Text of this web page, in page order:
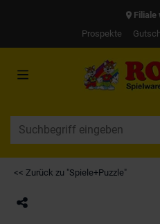
Filiale
Prospekte
<< Zurück zu "Spiele+Puzzle"